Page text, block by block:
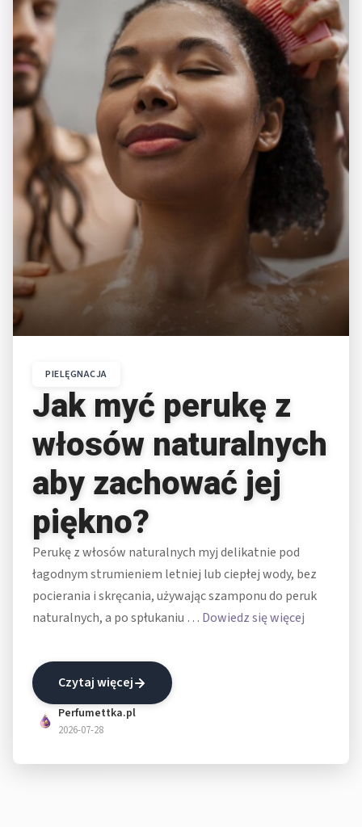
PIELĘGNACJA
Jak myć perukę z
włosów naturalnych
aby zachować jej
piękno?
Perukę z włosów naturalnych myj delikatnie pod
łagodnym strumieniem letniej lub ciepłej wody, bez
pocierania i skręcania, używając szamponu do peruk
naturalnych, a po spłukaniu … Dowiedz się więcej
Czytaj więcej
Perfumettka.pl
2026-07-28